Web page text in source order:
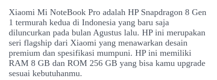
Xiaomi Mi NoteBook Pro adalah HP Snapdragon 8 Gen
1 termurah kedua di Indonesia yang baru saja
diluncurkan pada bulan Agustus lalu. HP ini merupakan
seri flagship dari Xiaomi yang menawarkan desain
premium dan spesifikasi mumpuni. HP ini memiliki
RAM 8 GB dan ROM 256 GB yang bisa kamu upgrade
sesuai kebutuhanmu.